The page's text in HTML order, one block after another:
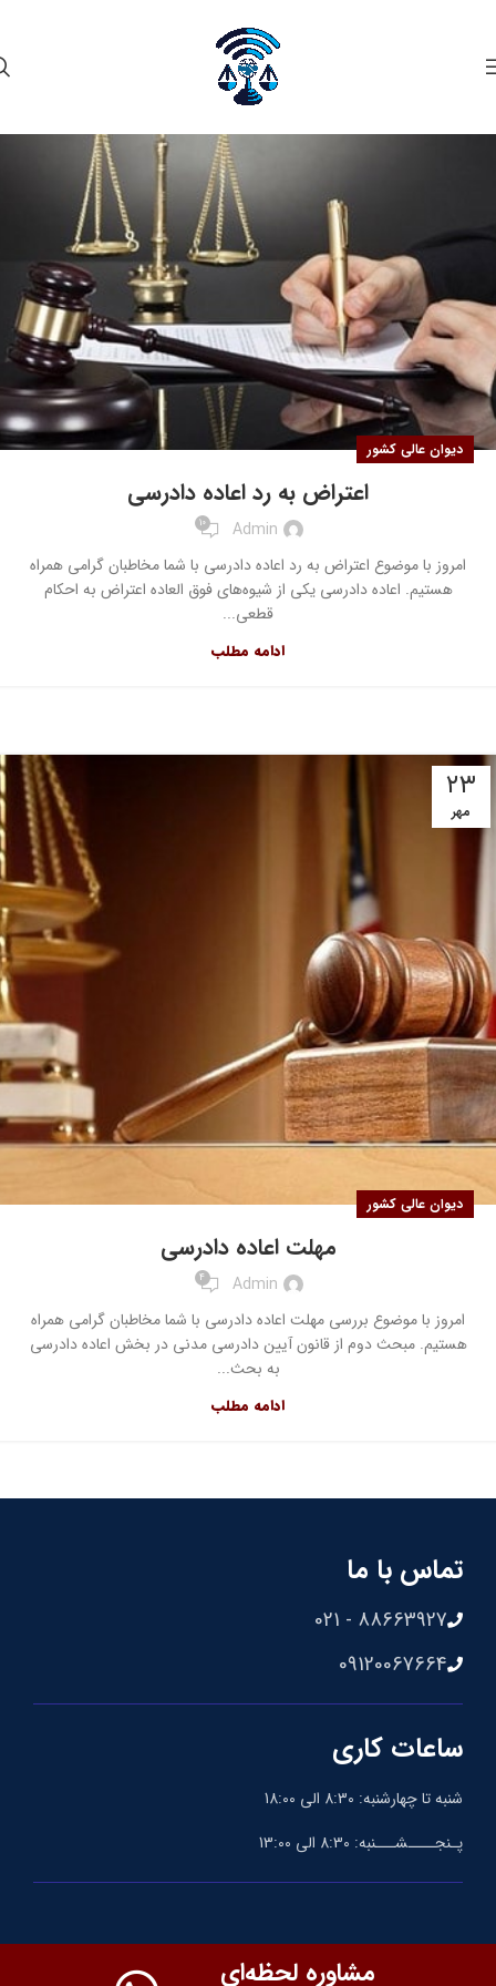
دیوان عالی کشور
اعتراض به رد اعاده دادرسی
Admin
10
امروز با موضوع اعتراض به رد اعاده دادرسی با شما مخاطبان گرامی همراه
هستیم. اعاده دادرسی یکی از شیوه‌های فوق العاده اعتراض به احکام
قطعی...
ادامه مطلب
۲۳
مهر
دیوان عالی کشور
مهلت اعاده دادرسی
Admin
4
امروز با موضوع بررسی مهلت اعاده دادرسی با شما مخاطبان گرامی همراه
هستیم. مبحث دوم از قانون آیین دادرسی مدنی در بخش اعاده دادرسی
به بحث...
ادامه مطلب
تماس با ما
88663927 - 021
09120067664
ساعات کاری
شنبه تا چهارشنبه: 8:30 الی 18:00
پـنجــــشـــنبه: 8:30 الی 13:00
مشاوره لحظه‌ای